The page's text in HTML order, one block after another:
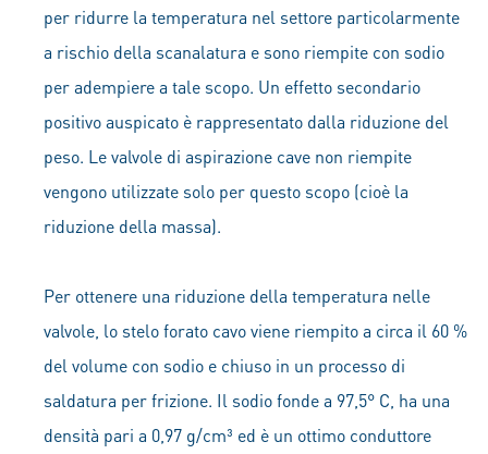
per ridurre la temperatura nel settore particolarmente
a rischio della scanalatura e sono riempite con sodio
per adempiere a tale scopo. Un effetto secondario
positivo auspicato è rappresentato dalla riduzione del
peso. Le valvole di aspirazione cave non riempite
vengono utilizzate solo per questo scopo (cioè la
riduzione della massa).
Per ottenere una riduzione della temperatura nelle
valvole, lo stelo forato cavo viene riempito a circa il 60 %
del volume con sodio e chiuso in un processo di
saldatura per frizione. Il sodio fonde a 97,5° C, ha una
densità pari a 0,97 g/cm³ ed è un ottimo conduttore